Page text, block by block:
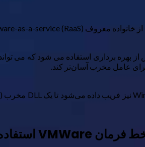
عامل مخرب آسان‌تر کند.